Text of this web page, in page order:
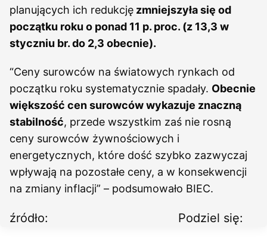
planujących ich redukcję zmniejszyła się od
początku roku o ponad 11 p. proc. (z 13,3 w
styczniu br. do 2,3 obecnie).
“Ceny surowców na światowych rynkach od
początku roku systematycznie spadały. Obecnie
większość cen surowców wykazuje znaczną
stabilność, przede wszystkim zaś nie rosną
ceny surowców żywnościowych i
energetycznych, które dość szybko zazwyczaj
wpływają na pozostałe ceny, a w konsekwencji
na zmiany inflacji” – podsumowało BIEC.
źródło: Podziel się: